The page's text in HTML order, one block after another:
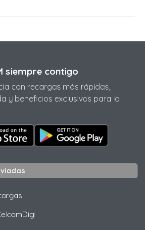
siempre contigo
con recargas más rápidas,
y beneficios exclusivos para la